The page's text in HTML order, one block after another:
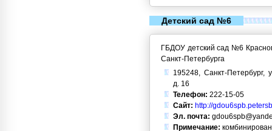
Детский сад №6
ГБДОУ детский сад №6
Санкт-Петербурга
195248, Санкт-
д. 16
Телефон: 222-15-05
Сайт: http://
Эл. почта:
Примечание: